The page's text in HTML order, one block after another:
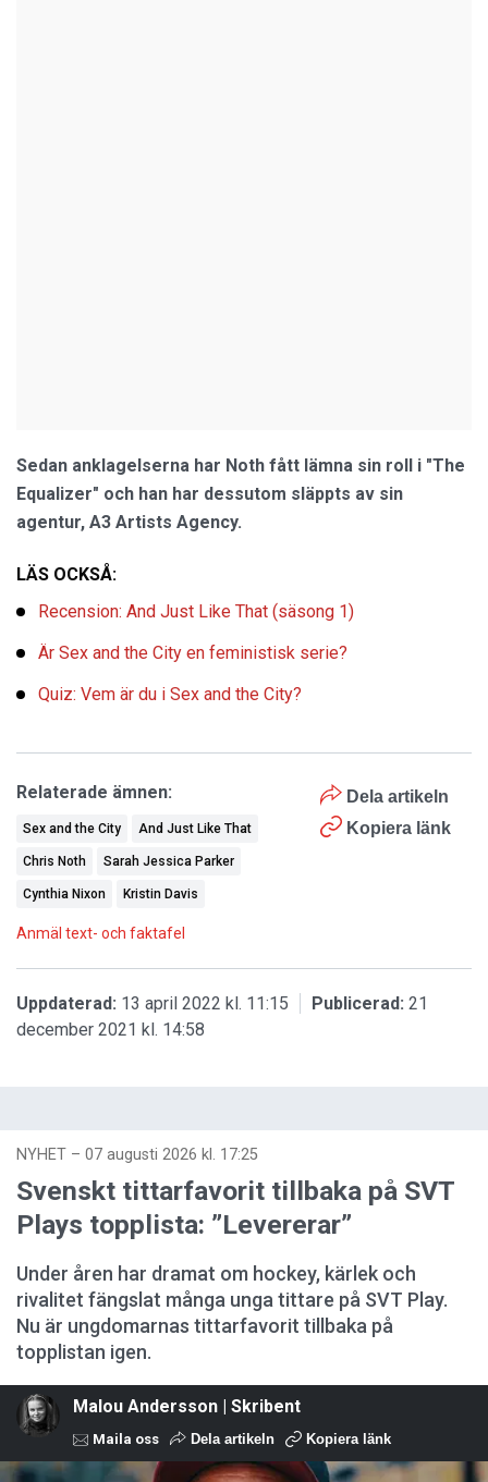
Sedan anklagelserna har Noth fått lämna sin roll i "The
Equalizer" och han har dessutom släppts av sin
agentur, A3 Artists Agency.
LÄS OCKSÅ:
Recension: And Just Like That (säsong 1)
Är Sex and the City en feministisk serie?
Quiz: Vem är du i Sex and the City?
Dela artikeln
Kopiera länk
Relaterade ämnen:
Sex and the City And Just Like That
Chris Noth Sarah Jessica Parker
Cynthia Nixon Kristin Davis
Anmäl text- och faktafel
Uppdaterad: 13 april 2022 kl. 11:15 Publicerad: 21
december 2021 kl. 14:58
NYHET – 07 augusti 2026 kl. 17:25
Svenskt tittarfavorit tillbaka på SVT
Plays topplista: ”Levererar”
Under åren har dramat om hockey, kärlek och
rivalitet fängslat många unga tittare på SVT Play.
Nu är ungdomarnas tittarfavorit tillbaka på
topplistan igen.
Malou Andersson | Skribent
Maila oss Dela artikeln Kopiera länk